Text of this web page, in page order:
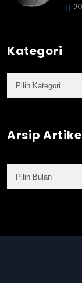
Kategori
Arsip